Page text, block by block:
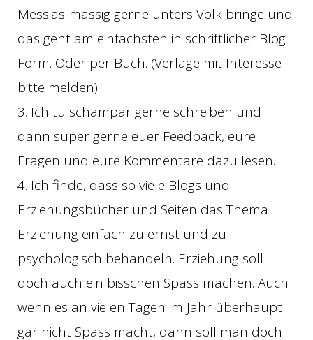
Messias-mässig gerne unters Volk bringe und
das geht am einfachsten in schriftlicher Blog
Form. Oder per Buch. (Verlage mit Interesse
bitte melden).
3. Ich tu schampar gerne schreiben und
dann super gerne euer Feedback, eure
Fragen und eure Kommentare dazu lesen.
4. Ich finde, dass so viele Blogs und
Erziehungsbücher und Seiten das Thema
Erziehung einfach zu ernst und zu
psychologisch behandeln. Erziehung soll
doch auch ein bisschen Spass machen. Auch
wenn es an vielen Tagen im Jahr überhaupt
gar nicht Spass macht, dann soll man doch